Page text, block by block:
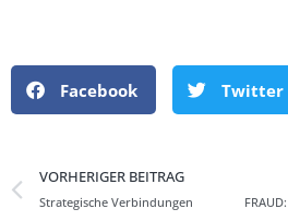
Facebook Twitter
VORHERIGER BEITRAG
Strategische Verbindungen